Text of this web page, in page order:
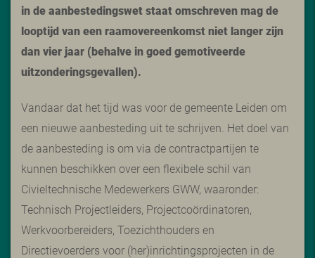
in de aanbestedingswet staat omschreven mag de
looptijd van een raamovereenkomst niet langer zijn
dan vier jaar (behalve in goed gemotiveerde
uitzonderingsgevallen).
Vandaar dat het tijd was voor de gemeente Leiden om
een nieuwe aanbesteding uit te schrijven. Het doel van
de aanbesteding is om via de contractpartijen te
kunnen beschikken over een flexibele schil van
Civieltechnische Medewerkers GWW, waaronder:
Technisch Projectleiders, Projectcoördinatoren,
Werkvoorbereiders, Toezichthouders en
Directievoerders voor (her)inrichtingsprojecten in de